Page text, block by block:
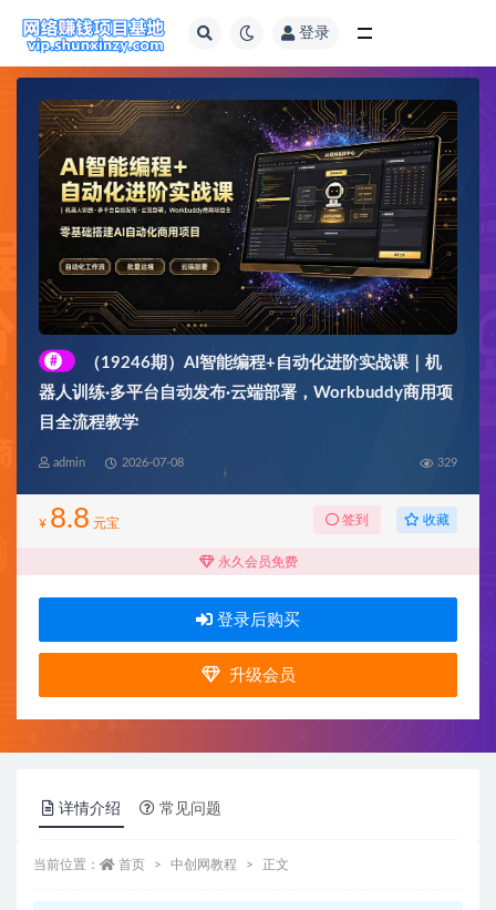
登录
#
（19246期）AI智能编程+自动化进阶实战课｜机
器人训练·多平台自动发布·云端部署，Workbuddy商用项
目全流程教学
admin 2026-07-08 329
¥ 8.8 元宝 签到 收藏
永久会员免费
登录后购买
升级会员
详情介绍 常见问题
当前位置： 首页 中创网教程 正文